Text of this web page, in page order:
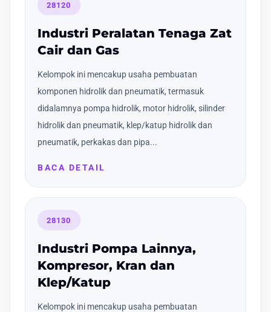
28120
Industri Peralatan Tenaga Zat
Cair dan Gas
Kelompok ini mencakup usaha pembuatan
komponen hidrolik dan pneumatik, termasuk
didalamnya pompa hidrolik, motor hidrolik, silinder
hidrolik dan pneumatik, klep/katup hidrolik dan
pneumatik, perkakas dan pipa...
BACA DETAIL
28130
Industri Pompa Lainnya,
Kompresor, Kran dan
Klep/Katup
Kelompok ini mencakup usaha pembuatan